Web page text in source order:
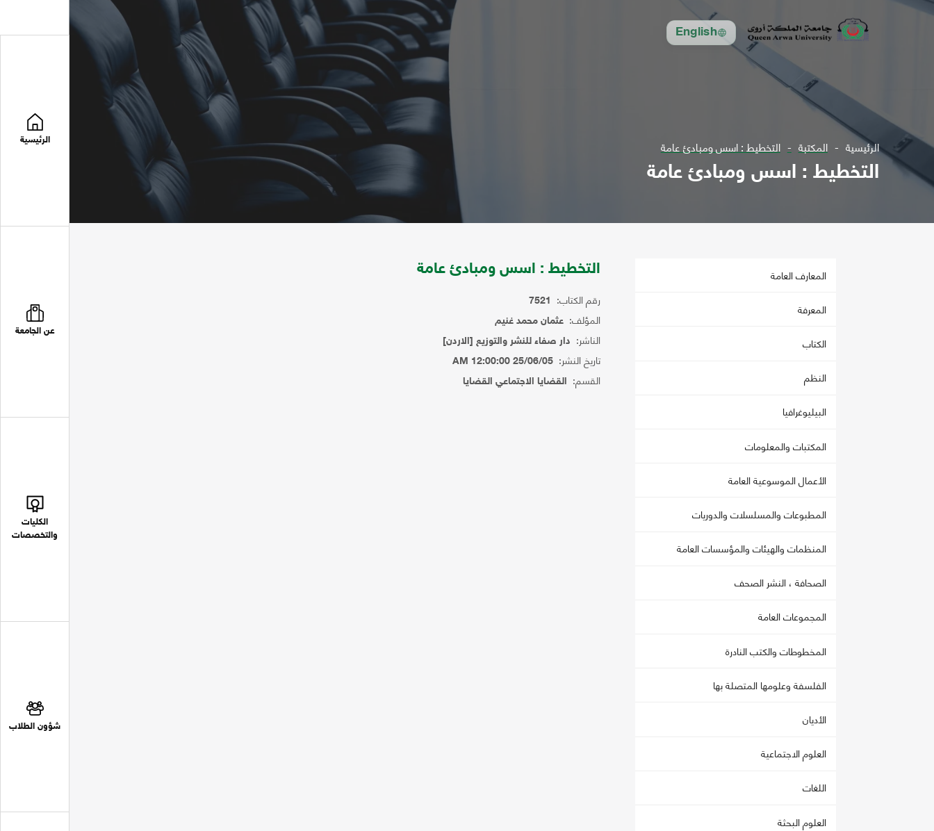
English
الرئيسية
عن الجامعة
الكليات
والتخصصات
شؤون الطلاب
الرئيسية المكتبة التخطيط : اسس ومبادئ عامة
التخطيط : اسس ومبادئ عامة
المعارف العامة
المعرفة
الكتاب
النظم
البيليوغرافيا
المكتبات والمعلومات
الأعمال الموسوعية العامة
المطبوعات والمسلسلات والدوريات
المنظمات والهيئات والمؤسسات العامة
الصحافة ، النشر الصحف
المجموعات العامة
المخطوطات والكتب النادرة
الفلسفة وعلومها المتصلة بها
الأديان
العلوم الاجتماعية
اللغات
العلوم البحثة
التخطيط : اسس ومبادئ عامة
رقم الكتاب: 7521
المؤلف: عثمان محمد غنيم
الناشر: دار صفاء للنشر والتوزيع [الاردن]
تاريخ النشر: 25/06/05 12:00:00 AM
القسم: القضايا الاجتماعي القضايا